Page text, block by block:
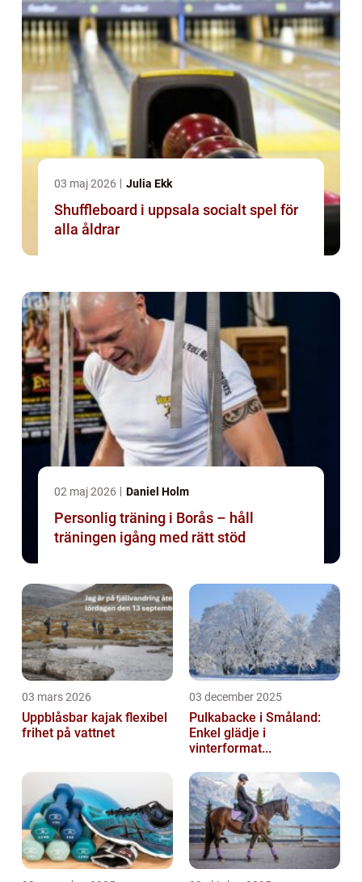
03 maj 2026 Julia Ekk
Shuffleboard i uppsala socialt spel för
alla åldrar
02 maj 2026 Daniel Holm
Personlig träning i Borås – håll
träningen igång med rätt stöd
03 mars 2026
Uppblåsbar kajak flexibel
frihet på vattnet
03 december 2025
Pulkabacke i Småland:
Enkel glädje i
vinterformat...